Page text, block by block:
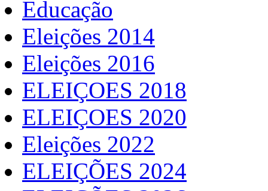
Educação
Eleições 2014
Eleições 2016
ELEIÇOES 2018
ELEIÇOES 2020
Eleições 2022
ELEIÇÕES 2024